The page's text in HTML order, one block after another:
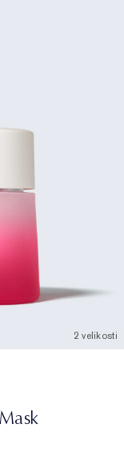
2 velikosti